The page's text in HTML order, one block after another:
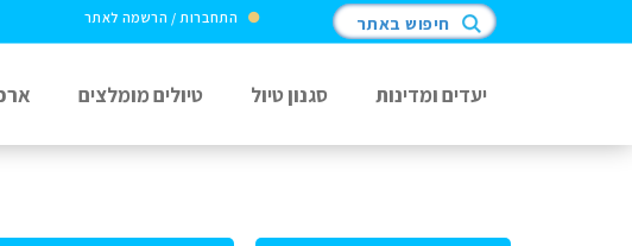
התחברות / הרשמה לאתר חיפוש באתר
יעדים ומדינות סגנון טיול טיולים מומלצים